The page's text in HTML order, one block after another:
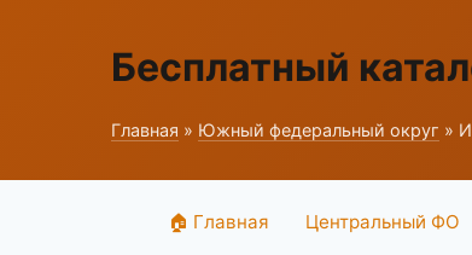
Бесплатный
Главная » Южный федеральный округ »
🏠 Главная Центральный ФО